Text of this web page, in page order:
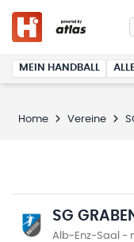
MEIN HANDBALL
Home Vereine
SG
Alb-Enz-Saal -